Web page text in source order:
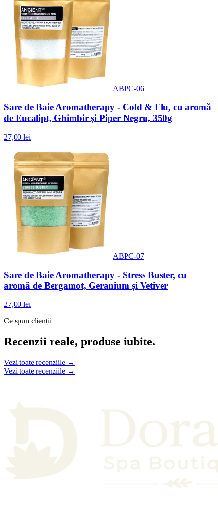
ABPC-06
Sare de Baie Aromatherapy - Cold & Flu, cu aromă
de Eucalipt, Ghimbir și Piper Negru, 350g
27,00 lei
ABPC-07
Sare de Baie Aromatherapy - Stress Buster, cu
aromă de Bergamot, Geranium și Vetiver
27,00 lei
Ce spun clienții
Recenzii reale, produse iubite.
Vezi toate recenziile →
Vezi toate recenziile →